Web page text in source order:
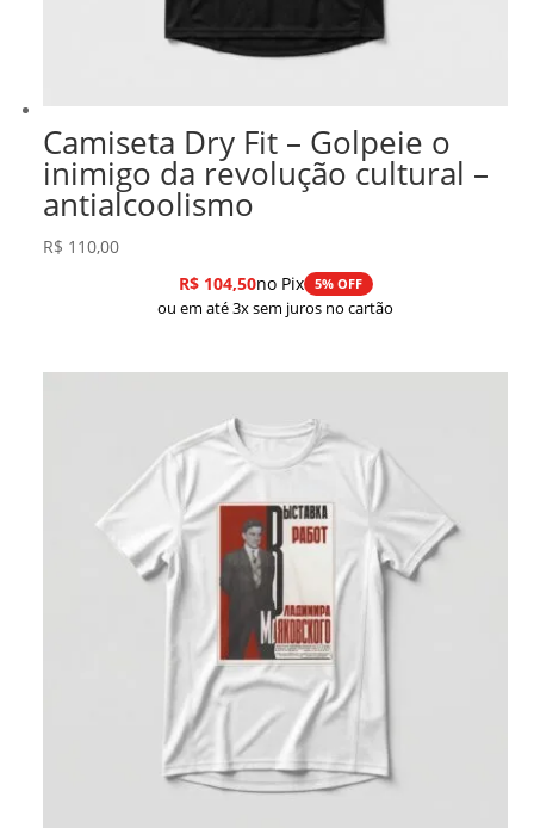
Camiseta Dry Fit – Golpeie o
inimigo da revolução cultural –
antialcoolismo
R$ 110,00
R$104,50no Pix 5% OFF
ou em até 3x sem juros no cartão